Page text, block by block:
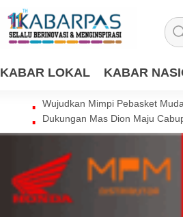
KABAR LOKAL KABAR
Wujudkan Mimpi Pebasket
Dukungan Mas Dion Maju